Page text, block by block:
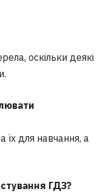
оскільки деякі
для навчання, а
ГДЗ?